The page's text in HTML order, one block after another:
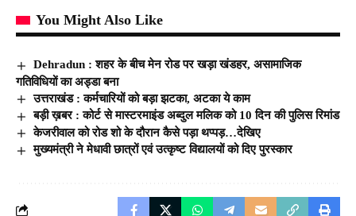
You Might Also Like
Dehradun : शहर के बीच मेन रोड पर खड़ा खंडहर, असामाजिक
गतिविधियों का अड्डा बना
उत्तराखंड : कर्मचारियों को बड़ा झटका, अटका ये काम
बड़ी ख़बर : कोर्ट से मास्टरमाइंड अब्दुल मलिक को 10 दिन की पुलिस रिमांड
केजरीवाल को रोड शो के दौरान कैसे पड़ा थप्पड़…देखिए
मुख्यमंत्री ने मेधावी छात्रों एवं उत्कृष्ट विद्यालयों को दिए पुरस्कार